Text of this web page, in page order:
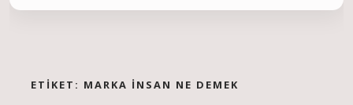
ETIKET: MARKA INSAN NE DEMEK